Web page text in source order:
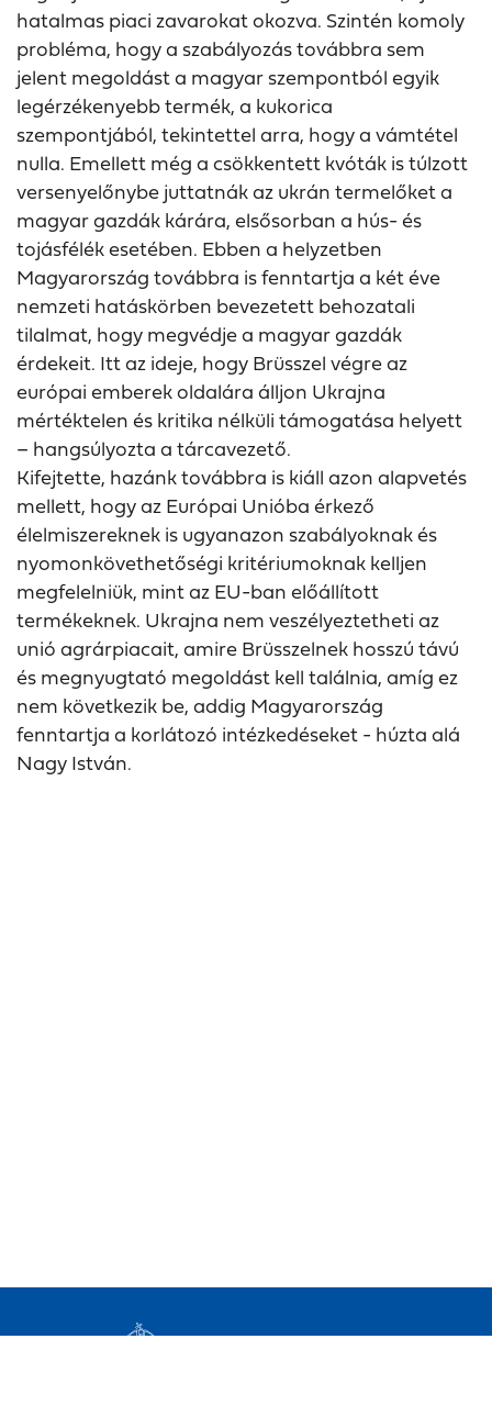
hatalmas piaci zavarokat okozva. Szintén komoly
probléma, hogy a szabályozás továbbra sem
jelent megoldást a magyar szempontból egyik
legérzékenyebb termék, a kukorica
szempontjából, tekintettel arra, hogy a vámtétel
nulla. Emellett még a csökkentett kvóták is túlzott
versenyelőnybe juttatnák az ukrán termelőket a
magyar gazdák kárára, elsősorban a hús- és
tojásfélék esetében. Ebben a helyzetben
Magyarország továbbra is fenntartja a két éve
nemzeti hatáskörben bevezetett behozatali
tilalmat, hogy megvédje a magyar gazdák
érdekeit. Itt az ideje, hogy Brüsszel végre az
európai emberek oldalára álljon Ukrajna
mértéktelen és kritika nélküli támogatása helyett
– hangsúlyozta a tárcavezető.
Kifejtette, hazánk továbbra is kiáll azon alapvetés
mellett, hogy az Európai Unióba érkező
élelmiszereknek is ugyanazon szabályoknak és
nyomonkövethetőségi kritériumoknak kelljen
megfelelniük, mint az EU-ban előállított
termékeknek. Ukrajna nem veszélyeztetheti az
unió agrárpiacait, amire Brüsszelnek hosszú távú
és megnyugtató megoldást kell találnia, amíg ez
nem következik be, addig Magyarország
fenntartja a korlátozó intézkedéseket - húzta alá
Nagy István.